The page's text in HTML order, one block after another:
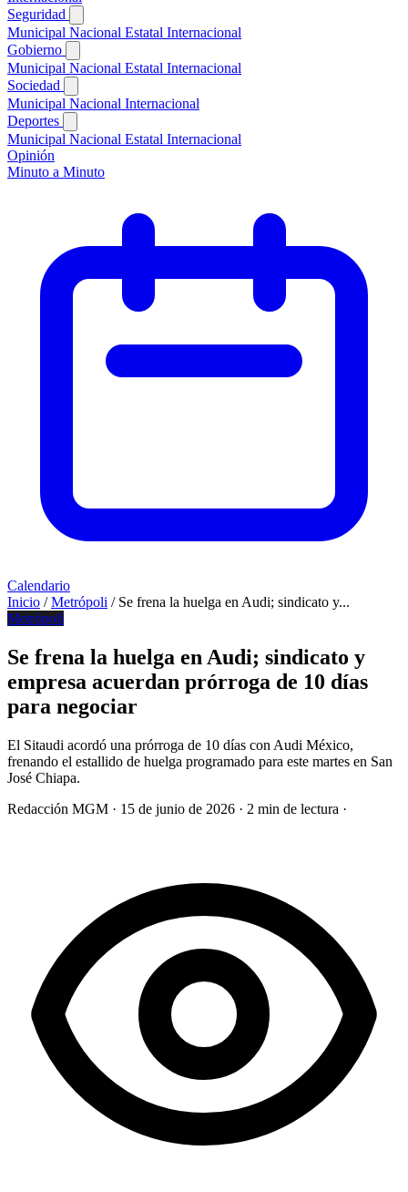
Seguridad
Municipal Nacional Estatal Internacional
Gobierno
Municipal Nacional Estatal Internacional
Sociedad
Municipal Nacional Internacional
Deportes
Municipal Nacional Estatal Internacional
Opinión
Minuto a Minuto
Calendario
Inicio / Metrópoli / Se frena la huelga en Audi; sindicato y...
Metrópoli
Se frena la huelga en Audi; sindicato y
empresa acuerdan prórroga de 10 días
para negociar
El Sitaudi acordó una prórroga de 10 días con Audi México,
frenando el estallido de huelga programado para este martes en San
José Chiapa.
Redacción MGM · 15 de junio de 2026 · 2 min de lectura ·